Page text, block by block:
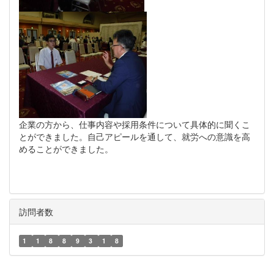
企業の方から、仕事内容や採用条件について具体的に聞くこ
とができました。自己アピールを通して、就労への意識を高
めることができました。
訪問者数
1 1 8 8 9 3 1 8